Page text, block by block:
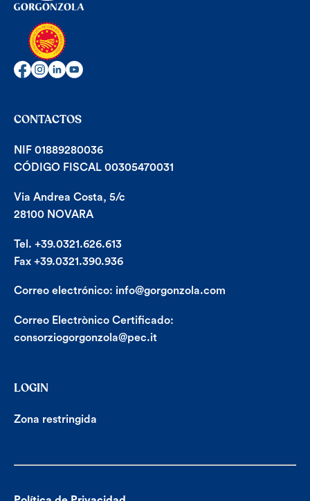
CONTACTOS
NIF 01889280036
CÓDIGO FISCAL 00305470031
Via Andrea Costa, 5/c
28100 NOVARA
Tel. +39.0321.626.613
Fax +39.0321.390.936
Correo electrónico: info@gorgonzola.com
Correo Electrònico Certificado:
consorziogorgonzola@pec.it
LOGIN
Zona restringida